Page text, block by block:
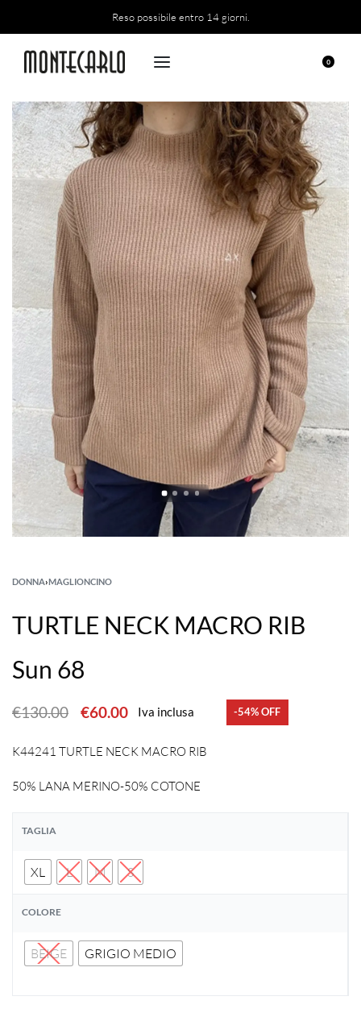
Reso possibile entro 14 giorni.
0
DONNA›MAGLIONCINO
TURTLE NECK MACRO RIB
Sun 68
€130.00 €60.00 Iva inclusa -54% OFF
K44241 TURTLE NECK MACRO RIB
50% LANA MERINO-50% COTONE
TAGLIA
XL L M S
COLORE
BEIGE GRIGIO MEDIO